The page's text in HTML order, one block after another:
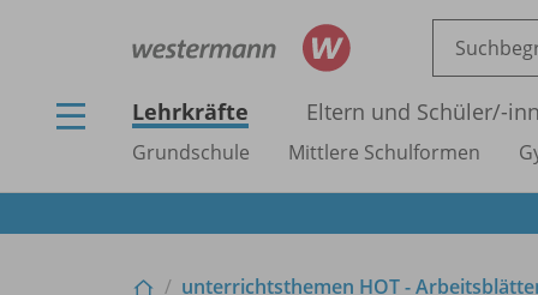
Lehrkräfte Eltern und Schüler/-
Grundschule Mittlere Schulformen
unterrichtsthemen HOT -